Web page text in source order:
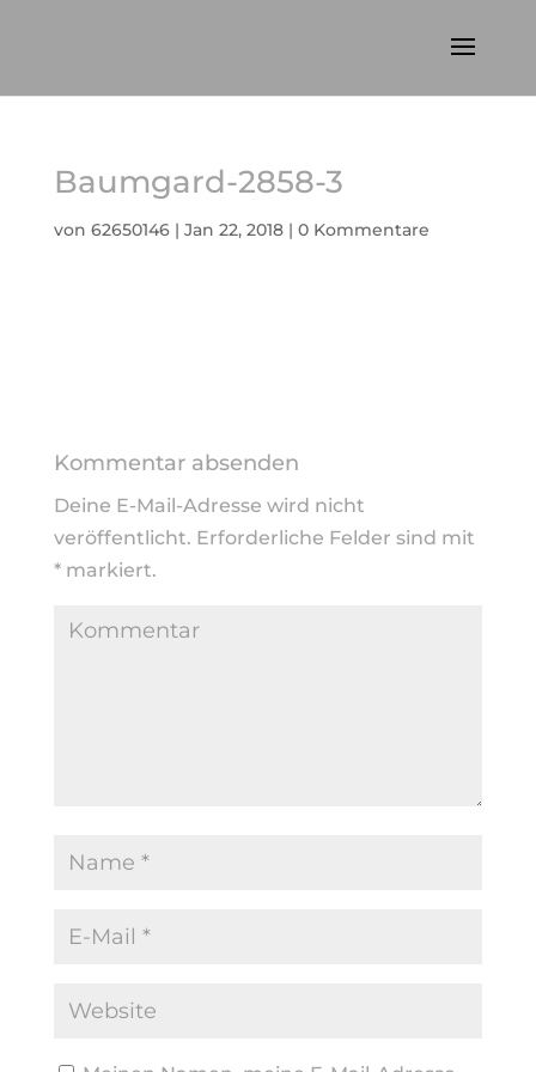
Baumgard-2858-3
von 62650146| Jan 22, 2018| 0 Kommentare
Kommentar absenden
Deine E-Mail-Adresse wird nicht
veröffentlicht. Erforderliche Felder sind mit
*markiert.